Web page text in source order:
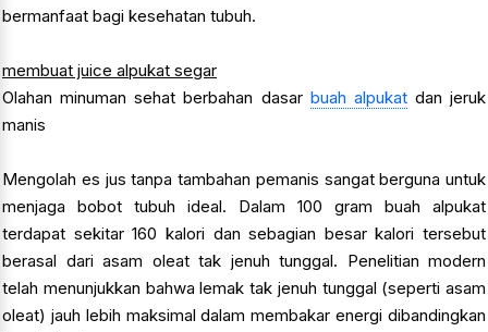
bermanfaat bagi kesehatan tubuh.
membuat juice alpukat segar
Olahan minuman sehat berbahan dasar buah alpukatdan jeruk
manis
Mengolah es jus tanpa tambahan pemanis sangat berguna untuk
menjaga bobot tubuh ideal. Dalam 100 gram buah alpukat
terdapat sekitar 160 kalori dan sebagian besar kalori tersebut
berasal dari asam oleat tak jenuh tunggal. Penelitian modern
telah menunjukkan bahwa lemak tak jenuh tunggal (seperti asam
oleat) jauh lebih maksimal dalam membakar energi dibandingkan